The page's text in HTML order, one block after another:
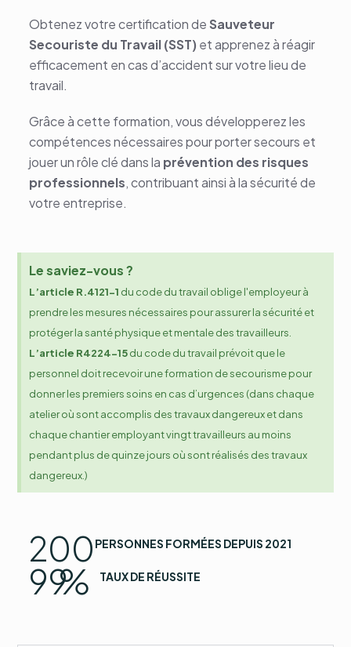
Obtenez votre certification deSauveteur
Secouriste du Travail (SST)et apprenez à réagir
efficacement en cas d’accident sur votre lieu de
travail.
Grâce à cette formation, vous développerez les
compétences nécessaires pour porter secours et
jouer un rôle clé dans la prévention des risques
professionnels, contribuant ainsi à la sécurité de
votre entreprise.
Le saviez-vous ?
L’article R.4121-1 du code du travail oblige l'employeur à
prendre les mesures nécessaires pour assurer la sécurité et
protéger la santé physique et mentale des travailleurs.
L’article R4224-15du code du travail prévoit que le
personnel doit recevoir une formation de secourisme pour
donner les premiers soins en cas d’urgences (dans chaque
atelier où sont accomplis des travaux dangereux et dans
chaque chantier employant vingt travailleurs au moins
pendant plus de quinze jours où sont réalisés des travaux
dangereux.)
200 PERSONNES FORMÉES DEPUIS 2021
99% TAUX DE RÉUSSITE